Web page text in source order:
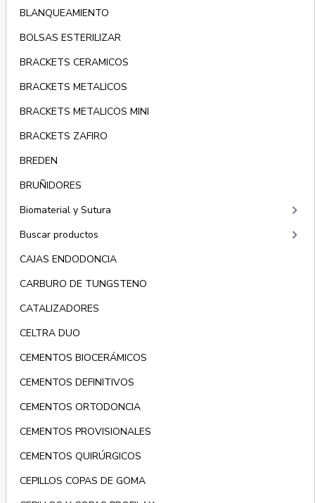
BLANQUEAMIENTO
BOLSAS ESTERILIZAR
BRACKETS CERAMICOS
BRACKETS METALICOS
BRACKETS METALICOS MINI
BRACKETS ZAFIRO
BREDEN
BRUÑIDORES
Biomaterial y Sutura
keyboard_arrow_right
Buscar productos keyboard_arrow_right
CAJAS ENDODONCIA
CARBURO DE TUNGSTENO
CATALIZADORES
CELTRA DUO
CEMENTOS BIOCERÁMICOS
CEMENTOS DEFINITIVOS
CEMENTOS ORTODONCIA
CEMENTOS PROVISIONALES
CEMENTOS QUIRÚRGICOS
CEPILLOS COPAS DE GOMA